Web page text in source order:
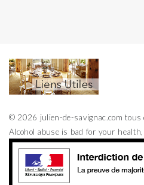
© 2026 julien-de-savignac.com
Alcohol abuse is bad for your